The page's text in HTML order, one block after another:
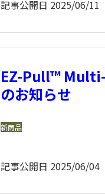
記事公開日 2025/06/11
EZ-Pull™
のお知らせ
新商品
記事公開日 2025/06/04